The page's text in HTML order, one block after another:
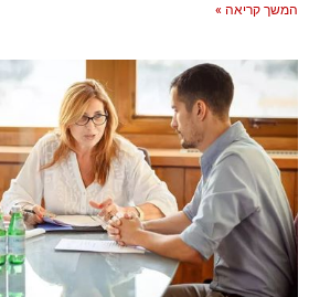
המשך קריאה »